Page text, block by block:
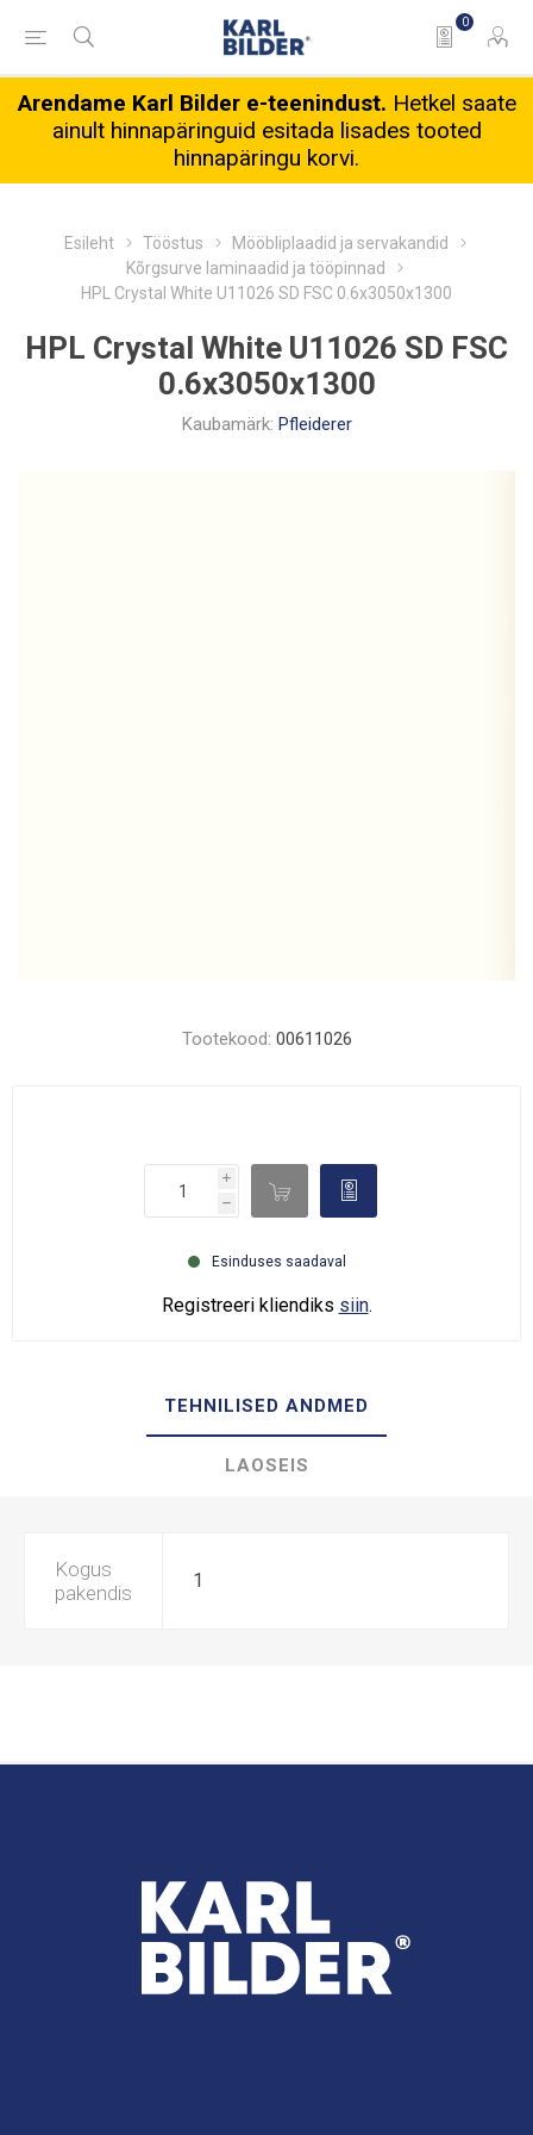
0
Arendame Karl Bilder e-teenindust. Hetkel saate
ainult hinnapäringuid esitada lisades tooted
hinnapäringu korvi.
Esileht Tööstus
Mööbliplaadid ja servakandid
Kõrgsurve laminaadid ja tööpinnad
HPL Crystal White U11026 SD FSC 0.6x3050x1300
HPL Crystal White U11026 SD FSC
0.6x3050x1300
Kaubamärk: Pfleiderer
Tootekood: 00611026
i
h
d 
Esinduses saadaval
Registreeri kliendiks siin.
TEHNILISED ANDMED
LAOSEIS
Kogus
pakendis
1